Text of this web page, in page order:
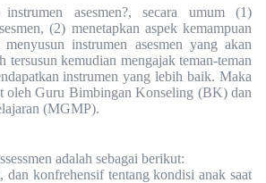
asesmen?, secara umum (1)
(2) menetapkan aspek kemampuan
instrumen asesmen yang akan
kemudian mengajak teman-teman
instrumen yang lebih baik. Maka
oleh Guru Bimbingan Konseling (BK) dan
(MGMP).
adalah sebagai berikut:
konfrehensif tentang kondisi anak saat